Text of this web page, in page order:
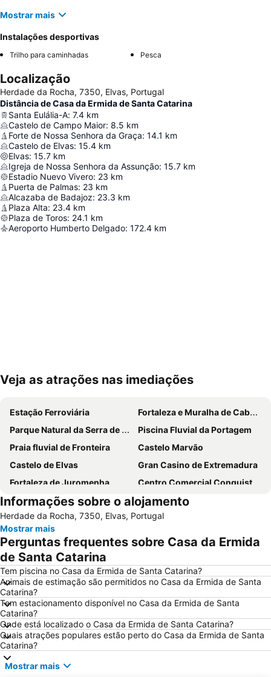
Mostrar mais
Instalações desportivas
Trilho para caminhadas Pesca
Localização
Herdade da Rocha, 7350, Elvas, Portugal
Distância de Casa da Ermida de Santa Catarina
Santa Eulália-A: 7.4 km
Castelo de Campo Maior: 8.5 km
Forte de Nossa Senhora da Graça: 14.1 km
Castelo de Elvas: 15.4 km
Elvas: 15.7 km
Igreja de Nossa Senhora da Assunção: 15.7 km
Estadio Nuevo Vivero: 23 km
Puerta de Palmas: 23 km
Alcazaba de Badajoz: 23.3 km
Plaza Alta: 23.4 km
Plaza de Toros: 24.1 km
Aeroporto Humberto Delgado: 172.4 km
Ampliar mapa
Veja as atrações nas imediações
Estação Ferroviária
Fortaleza e Muralha de Cabeço de Vide
Parque Natural da Serra de São Mamede
Piscina Fluvial da Portagem
Praia fluvial de Fronteira
Castelo Marvão
Castelo de Elvas
Gran Casino de Extremadura
Fortaleza de Juromenha
Centro Comercial Conquistadores
Central de Camionagem de Estremoz
Ponte Romana da Portagem
Castelo do Alandroal
Centro Lazer da Portagem
Castelo de Terena
Forte de Santa Luzia
Igreja do Convento de Santo António
Villa Lusitano-Romana de Torre de Palma
Estación de autobuses
Igreja Matriz de Santo António das Areias
Huerta Rosales
Garrison Border Town of Elvas
Lusiberia
El Cristo
San Fernando
Casco Antiguo
El Gurugú
Museo de la Ciudad - Luis de Morales
Informações sobre o alojamento
Herdade da Rocha, 7350, Elvas, Portugal
Mostrar mais
Perguntas frequentes sobre Casa da Ermida
de Santa Catarina
Tem piscina no Casa da Ermida de Santa Catarina?
Animais de estimação são permitidos no Casa da Ermida de Santa
Catarina?
Tem estacionamento disponível no Casa da Ermida de Santa
Catarina?
Onde está localizado o Casa da Ermida de Santa Catarina?
Quais atrações populares estão perto do Casa da Ermida de Santa
Catarina?
Mostrar mais